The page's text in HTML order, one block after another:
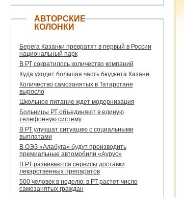
АВТОРСКИЕ
КОЛОНКИ
Берега Казанки превратят в первый в России
национальный парк
В РТ сократилось количество компаний
Куда уходит большая часть бюджета Казани
Количество самозанятых в Татарстане
выросло
Школьное питание ждет модернизация
Больницы РТ объединяют в единую
телефонную систему
В РТ улучшат ситуацию с социальными
выплатами
В ОЭЗ «Алабуга» будут производить
премиальные автомобили «Аурус»
В РТ развиваются сервисы доставки
лекарственных препаратов
500 человек в неделю: в РТ растет число
самозанятых граждан